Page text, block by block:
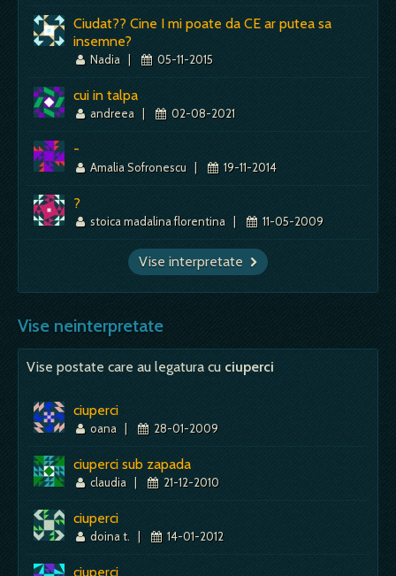
Ciudat?? Cine I mi poate da CE ar putea sa
insemne?
Nadia | 05-11-2015
cui in talpa
andreea | 02-08-2021
-
Amalia Sofronescu | 19-11-2014
?
stoica madalina florentina | 11-05-2009
Vise interpretate
Vise neinterpretate
Vise postate care au legatura cu ciuperci
ciuperci
oana | 28-01-2009
ciuperci sub zapada
claudia | 21-12-2010
ciuperci
doina t. | 14-01-2012
ciuperci